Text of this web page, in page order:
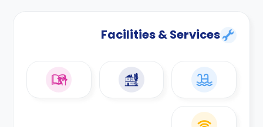
Facilities & Services